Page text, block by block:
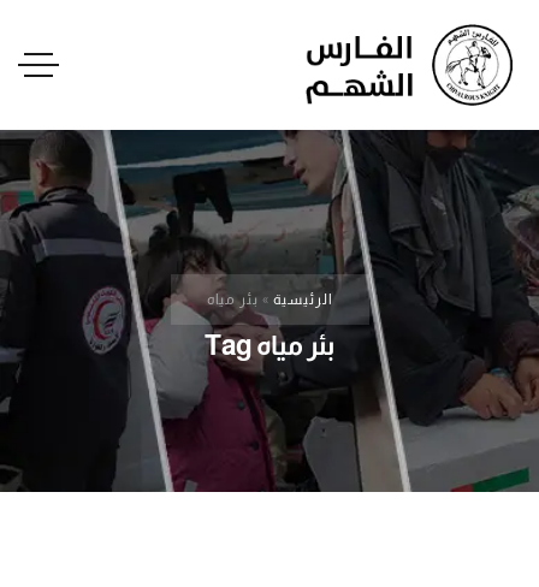
الرئيسية » بئر مياه
بئر مياه Tag